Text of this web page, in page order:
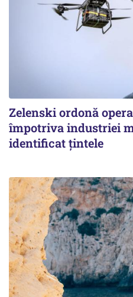
Zelenski ordonă
împotriva industriei
identificat țintele